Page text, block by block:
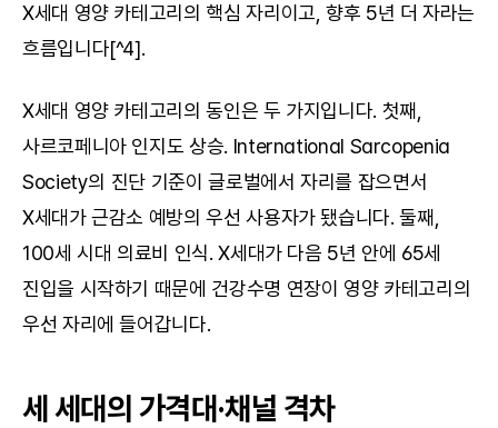
X세대 영양 카테고리의 핵심 자리이고, 향후 5년 더 자라는
흐름입니다[^4].
X세대 영양 카테고리의 동인은 두 가지입니다. 첫째,
사르코페니아 인지도 상승. International Sarcopenia
Society의 진단 기준이 글로벌에서 자리를 잡으면서
X세대가 근감소 예방의 우선 사용자가 됐습니다. 둘째,
100세 시대 의료비 인식. X세대가 다음 5년 안에 65세
진입을 시작하기 때문에 건강수명 연장이 영양 카테고리의
우선 자리에 들어갑니다.
세 세대의 가격대·채널 격차